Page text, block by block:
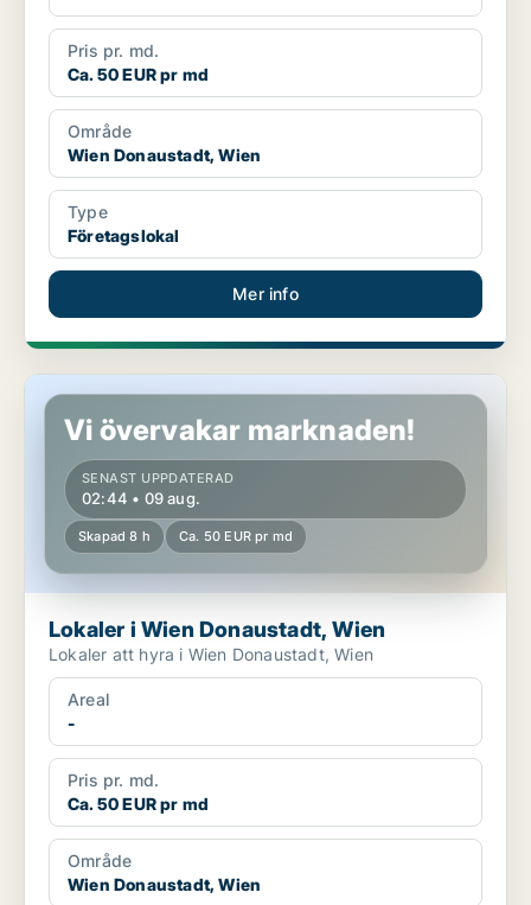
Pris pr. md.
Ca. 50 EUR pr md
Område
Wien Donaustadt, Wien
Type
Företagslokal
Mer info
Lokaler i Wien Donaustadt, Wien
Vi övervakar marknaden!
SENAST UPPDATERAD
02:44 • 09 aug.
Skapad 8 h Ca. 50 EUR pr md
Lokaler i Wien Donaustadt, Wien
Lokaler att hyra i Wien Donaustadt, Wien
Areal
-
Pris pr. md.
Ca. 50 EUR pr md
Område
Wien Donaustadt, Wien